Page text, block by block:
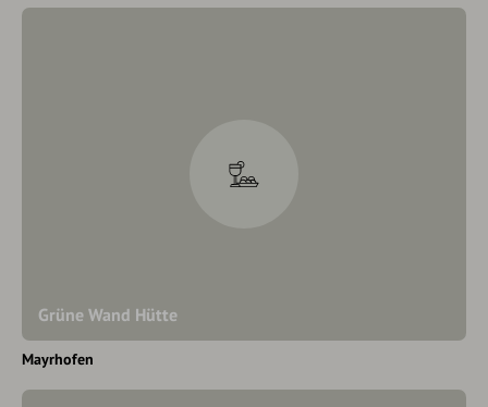
Grüne Wand Hütte
Mayrhofen